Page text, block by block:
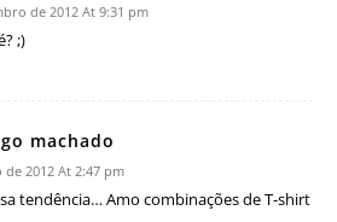
de 2012 At 9:31 pm
;)
machado
2012 At 2:47 pm
tendência… Amo combinações de T-shirt